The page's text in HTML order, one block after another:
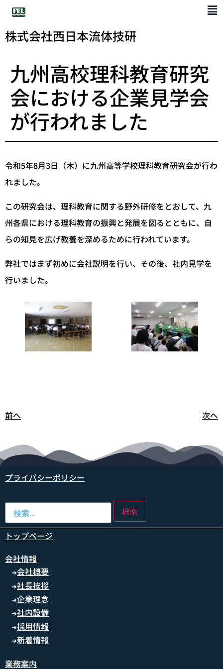
株式会社西日本流体技研
九州高校理科教育研究
会における企業見学会
が行われました
令和5年8月3日（木）に九州高等学校理科教育研究会が行わ
れました。
この研究会は、理科教育に関する野外研修をとおして、九
州各県における理科教育の振興と発展を図るとともに、自
らの知見を広げ教養を深めるために行われています。
弊社ではまず初めに会社説明を行い、 その後、社内見学を
行いました。
前へ 次へ
プライバシーポリシー
トップページ
会社情報
➜会社概要
➜社長挨拶
➜企業理念
➜社内設備
➜採用情報
➜新着情報
業務案内